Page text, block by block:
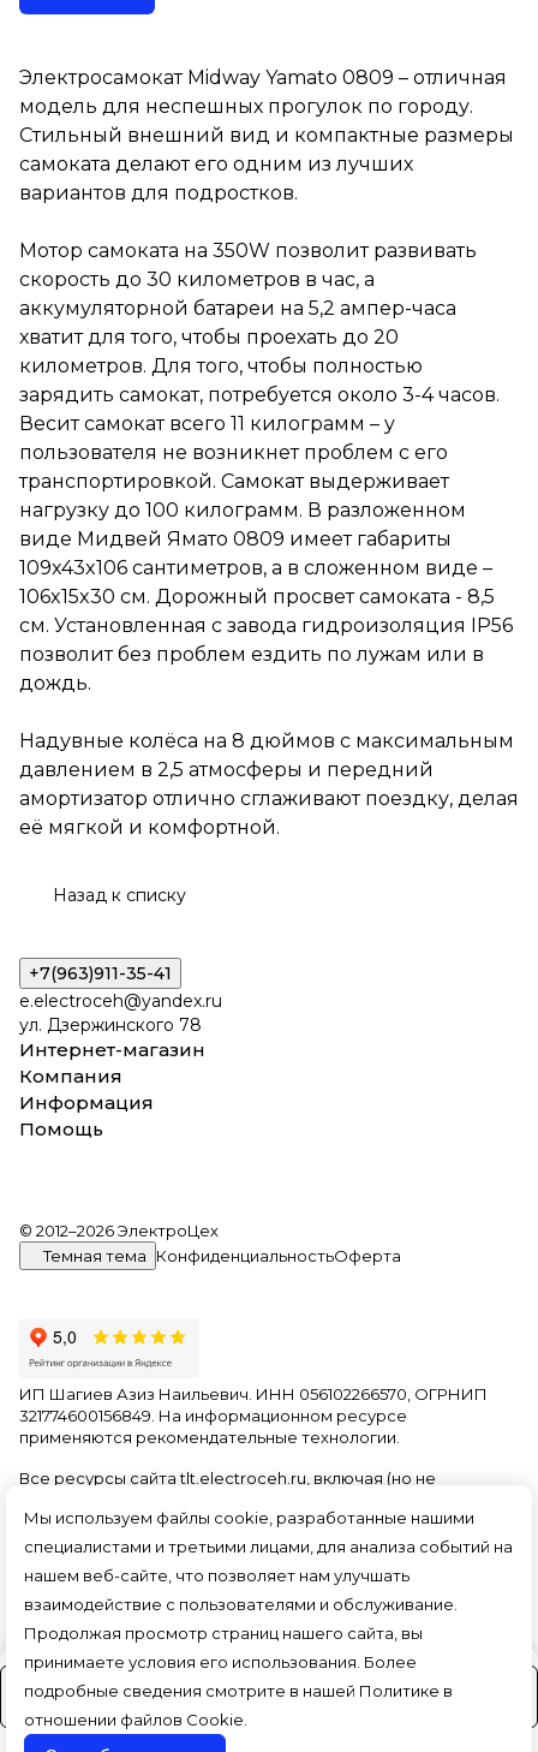
аккумуляторной батареи на
5,2 ампер-часа хватит для
того, чтобы проехать до 20
километров. Для того, чтобы
потребуется около 3-4 часов.
Весит самокат всего 11
не возникнет проблем с его
транспортировкой. Самокат
выдерживает нагрузку до 100
килограмм. В разложенном
виде Мидвей Ямато 0809
имеет габариты 109x43x106
сантиметров, а в сложенном
виде – 106x15x30 см.
Дорожный просвет самоката
- 8,5 см. Установленная с
завода гидроизоляция IP56
позволит без проблем ездить
по лужам или в дождь.
Надувные колёса на 8
дюймов с максимальным
давлением в 2,5 атмосферы и
передний амортизатор
отлично сглаживают поездку,
делая её мягкой и
Электросамокат Midway Yamato 0809 – отличная
модель для неспешных прогулок по городу.
Стильный внешний вид и компактные размеры
самоката делают его одним из лучших
вариантов для подростков.
Мотор самоката на 350W позволит развивать
скорость до 30 километров в час, а
аккумуляторной батареи на 5,2 ампер-часа
хватит для того, чтобы проехать до 20
километров. Для того, чтобы полностью
зарядить самокат, потребуется около 3-4 часов.
Весит самокат всего 11 килограмм – у
пользователя не возникнет проблем с его
транспортировкой. Самокат выдерживает
нагрузку до 100 килограмм. В разложенном
виде Мидвей Ямато 0809 имеет габариты
109x43x106 сантиметров, а в сложенном виде –
106x15x30 см. Дорожный просвет самоката - 8,5
см. Установленная с завода гидроизоляция IP56
позволит без проблем ездить по лужам или в
дождь.
Надувные колёса на 8 дюймов с максимальным
давлением в 2,5 атмосферы и передний
амортизатор отлично сглаживают поездку, делая
её мягкой и комфортной.
Назад к списку
Мы используем файлы cookie, разработанные нашими
специалистами и третьими лицами, для анализа событий на
нашем веб-сайте, что позволяет нам улучшать
взаимодействие с пользователями и обслуживание.
Продолжая просмотр страниц нашего сайта, вы
принимаете условия его использования. Более
подробные сведения смотрите в нашей Политике в
отношении файлов Cookie
На заказ (3-4 дня)
+7(963)911-35-41
e.electroceh@yandex.ru
ул. Дзержинского 78
Интернет-магазин
Компания
Информация
Помощь
© 2012–2026 ЭлектроЦех
Темная тема
КонфиденциальностьОферта
ИП Шагиев Азиз Наильевич. ИНН 056102266570, ОГРНИП
321774600156849. На информационном ресурсе
применяются рекомендательные технологии
Все ресурсы сайта tlt.electroceh.ru, включая (но не
и видео информацию, структуру, дизайн и оформление
страниц, доменное имя, фирменное наименование
являются объектами авторского права и прав на
интеллектуальную собственность, защищены российским
законодательством и международными соглашениями об
охране авторских прав.Читать далее